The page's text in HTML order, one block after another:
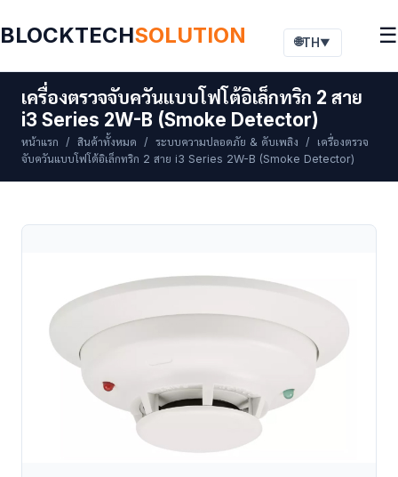
BLOCKTECHSOLUTION 🌐TH ▼ ☰
เครื่องตรวจจับควันแบบโฟโต้อิเล็กทริก 2 สาย
i3 Series 2W-B (Smoke Detector)
หน้าแรก / สินค้าทั้งหมด / ระบบความปลอดภัย & ดับเพลิง / เครื่องตรวจ
จับควันแบบโฟโต้อิเล็กทริก 2 สาย i3 Series 2W-B (Smoke Detector)